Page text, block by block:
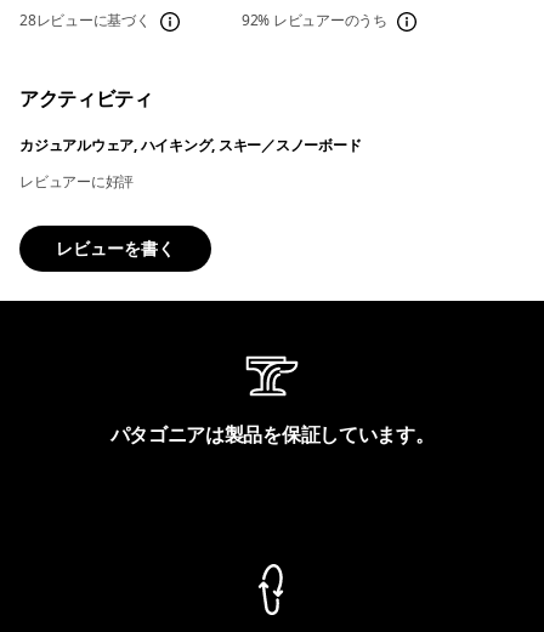
28レビューに基づく 92% レビュアーのうち
アクティビティ
カジュアルウェア, ハイキング, スキー／スノーボード
レビュアーに好評
レビューを書く
パタゴニアは製品を保証しています。